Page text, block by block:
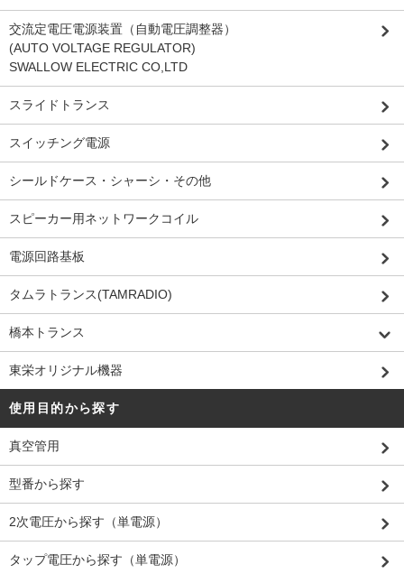
交流定電圧電源装置（自動電圧調整器）
(AUTO VOLTAGE REGULATOR)
SWALLOW ELECTRIC CO,LTD
スライドトランス
スイッチング電源
シールドケース・シャーシ・その他
スピーカー用ネットワークコイル
電源回路基板
タムラトランス(TAMRADIO)
橋本トランス
東栄オリジナル機器
使用目的から探す
真空管用
型番から探す
2次電圧から探す（単電源）
タップ電圧から探す（単電源）